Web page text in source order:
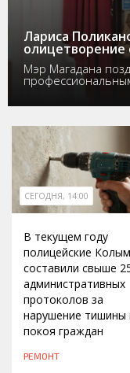
Лариса
олицетворение
Мэр Магадана
СЕГОДНЯ, 14:00
В текущем году
полицейские
составили свыше
административных
протоколов за
нарушение тишины
покоя граждан
РЕМОНТ